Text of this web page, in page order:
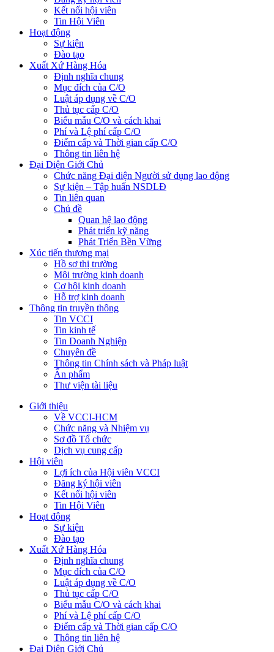
Kết nối hội viên
Tin Hội Viên
Hoạt động
Sự kiện
Đào tạo
Xuất Xứ Hàng Hóa
Định nghĩa chung
Mục đích của C/O
Luật áp dụng về C/O
Thủ tục cấp C/O
Biểu mẫu C/O và cách khai
Phí và Lệ phí cấp C/O
Điểm cấp và Thời gian cấp C/O
Thông tin liên hệ
Đại Diện Giới Chủ
Chức năng Đại diện Người sử dụng lao động
Sự kiện – Tập huấn NSDLĐ
Tin liên quan
Chủ đề
Quan hệ lao động
Phát triển kỹ năng
Phát Triển Bền Vững
Xúc tiến thương mại
Hồ sơ thị trường
Môi trường kinh doanh
Cơ hội kinh doanh
Hỗ trợ kinh doanh
Thông tin truyền thông
Tin VCCI
Tin kinh tế
Tin Doanh Nghiệp
Chuyên đề
Thông tin Chính sách và Pháp luật
Ấn phẩm
Thư viện tài liệu
Giới thiệu
Về VCCI-HCM
Chức năng và Nhiệm vụ
Sơ đồ Tổ chức
Dịch vụ cung cấp
Hội viên
Lợi ích của Hội viên VCCI
Đăng ký hội viên
Kết nối hội viên
Tin Hội Viên
Hoạt động
Sự kiện
Đào tạo
Xuất Xứ Hàng Hóa
Định nghĩa chung
Mục đích của C/O
Luật áp dụng về C/O
Thủ tục cấp C/O
Biểu mẫu C/O và cách khai
Phí và Lệ phí cấp C/O
Điểm cấp và Thời gian cấp C/O
Thông tin liên hệ
Đại Diện Giới Chủ